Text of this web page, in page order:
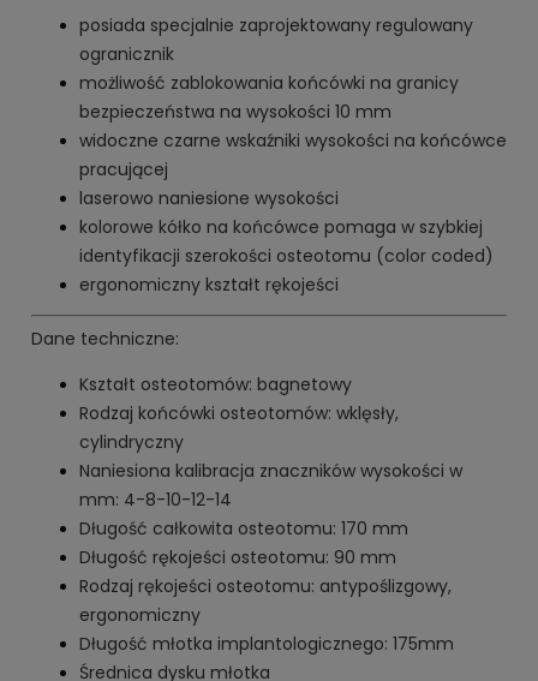
posiada specjalnie zaprojektowany regulowany
ogranicznik
możliwość zablokowania końcówki na granicy
bezpieczeństwa na wysokości 10 mm
widoczne czarne wskaźniki wysokości na końcówce
pracującej
laserowo naniesione wysokości
kolorowe kółko na końcówce pomaga w szybkiej
identyfikacji szerokości osteotomu (color coded)
ergonomiczny kształt rękojeści
Dane techniczne:
Kształt osteotomów: bagnetowy
Rodzaj końcówki osteotomów: wklęsły,
cylindryczny
Naniesiona kalibracja znaczników wysokości w
mm: 4-8-10-12-14
Długość całkowita osteotomu: 170 mm
Długość rękojeści osteotomu: 90 mm
Rodzaj rękojeści osteotomu: antypoślizgowy,
ergonomiczny
Długość młotka implantologicznego: 175mm
Średnica dysku młotka